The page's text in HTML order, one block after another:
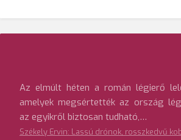
Az elmúlt héten a román légierő
amelyek megsértették az ország
az egyikről biztosan tudható,…
Székely Ervin: Lassú drónok, rosszkedvű